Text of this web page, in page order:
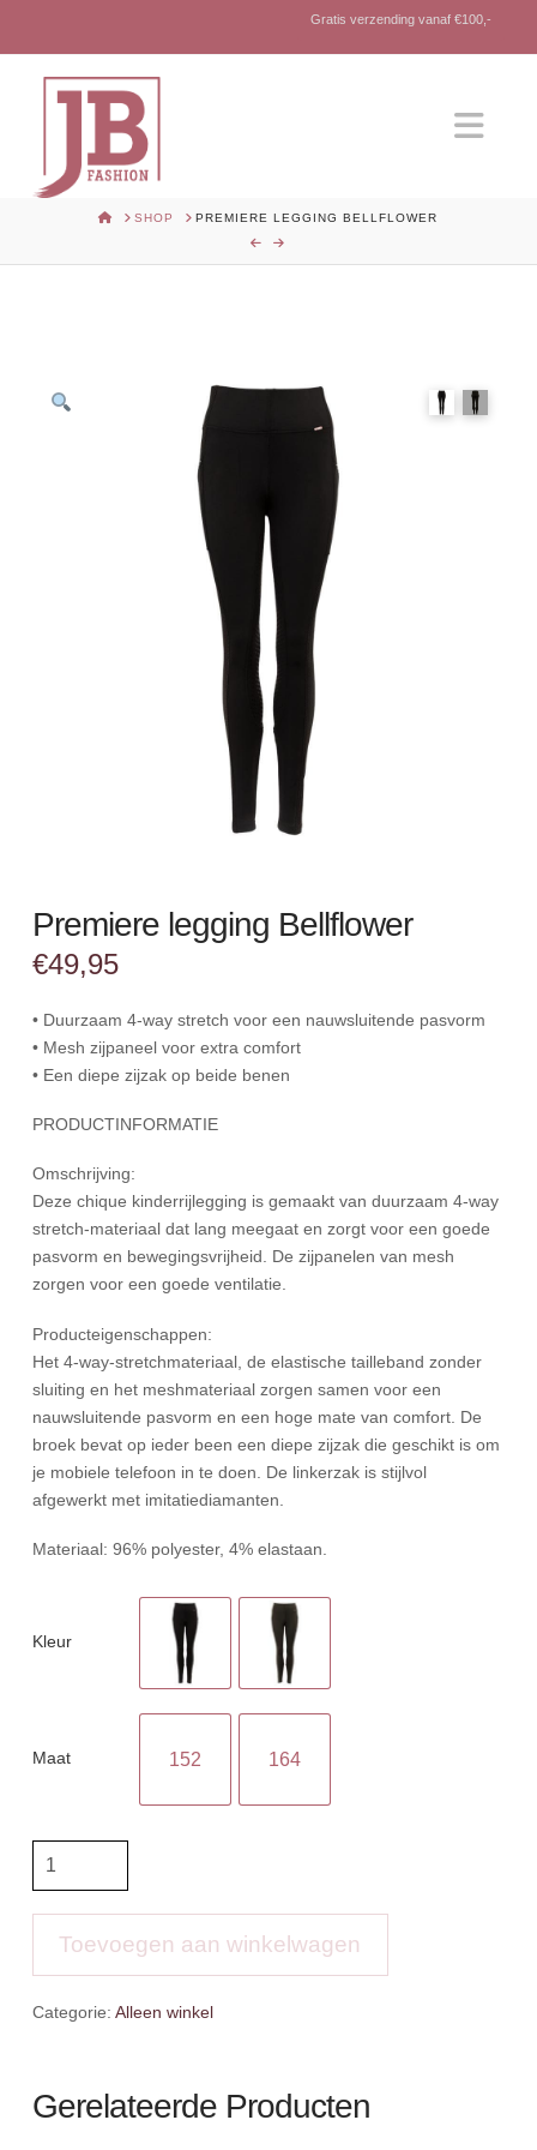
Gratis verzending vanaf €100,-
HOMESHOP PREMIERE LEGGING BELLFLOWER
Premiere legging Bellflower
€49,95
• Duurzaam 4-way stretch voor een nauwsluitende pasvorm
• Mesh zijpaneel voor extra comfort
• Een diepe zijzak op beide benen
PRODUCTINFORMATIE
Omschrijving:
Deze chique kinderrijlegging is gemaakt van duurzaam 4-way
stretch-materiaal dat lang meegaat en zorgt voor een goede
pasvorm en bewegingsvrijheid. De zijpanelen van mesh
zorgen voor een goede ventilatie.
Producteigenschappen:
Het 4-way-stretchmateriaal, de elastische tailleband zonder
sluiting en het meshmateriaal zorgen samen voor een
nauwsluitende pasvorm en een hoge mate van comfort. De
broek bevat op ieder been een diepe zijzak die geschikt is om
je mobiele telefoon in te doen. De linkerzak is stijlvol
afgewerkt met imitatiediamanten.
Materiaal: 96% polyester, 4% elastaan.
Kleur
Maat 152 164
aantalToevoegen aan winkelwagen
Categorie: Alleen winkel
Gerelateerde Producten